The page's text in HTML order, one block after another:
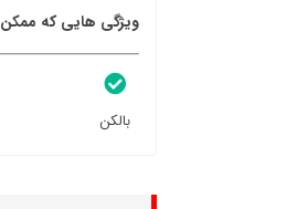
ویژگی هایی که
بالکن